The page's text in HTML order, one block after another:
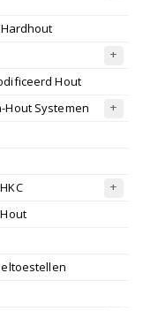
Hout
Hout Systemen